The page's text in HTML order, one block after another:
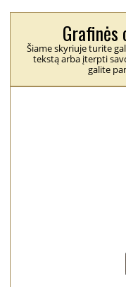
Grafinės
Šiame skyriuje turite
tekstą arba įterpti
galite